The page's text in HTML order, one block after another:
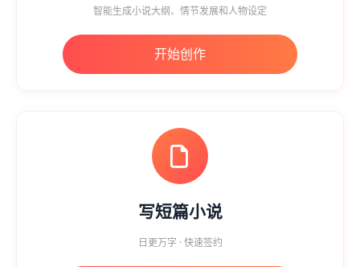
智能生成小说大纲、情节发展和人物设定
开始创作
写短篇小说
日更万字 · 快速签约